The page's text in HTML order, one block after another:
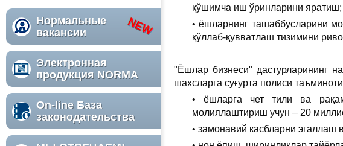
Нормальные
вакансии
Электронная
продукция NORMA
On-line База
законодательства
қўшимча иш ўринларини яратиш;
• ёшларнинг ташаббусларини
қўллаб-қувватлаш тизимини
"Ёшлар бизнеси" дастурларининг
шахсларга суғурта полиси
• ёшларга чет тили ва
молиялаштириш учун – 20
• замонавий касбларни эгаллаш